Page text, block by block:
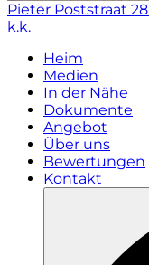
Pieter Poststraat 28
k.k.
Heim
Medien
In der Nähe
Dokumente
Angebot
Über uns
Bewertungen
Kontakt